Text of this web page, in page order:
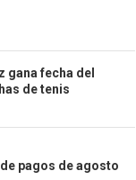
gana fecha del
de tenis
pagos de agosto